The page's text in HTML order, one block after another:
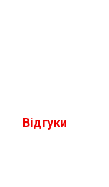
Відгуки